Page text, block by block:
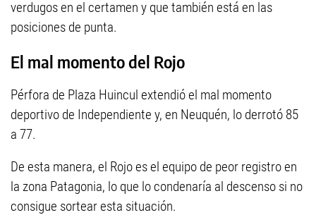
verdugos en el certamen y que también está en las
posiciones de punta.
El mal momento del Rojo
Pérfora de Plaza Huincul extendió el mal momento
deportivo de Independiente y, en Neuquén, lo derrotó 85
a 77.
De esta manera, el Rojo es el equipo de peor registro en
la zona Patagonia, lo que lo condenaría al descenso si no
consigue sortear esta situación.